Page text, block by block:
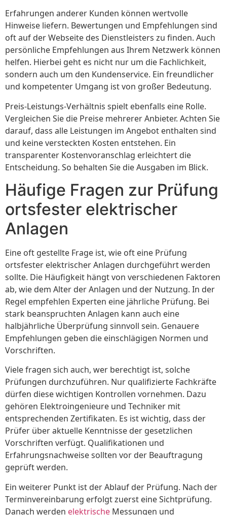
Erfahrungen anderer Kunden können wertvolle
Hinweise liefern. Bewertungen und Empfehlungen sind
oft auf der Webseite des Dienstleisters zu finden. Auch
persönliche Empfehlungen aus Ihrem Netzwerk können
helfen. Hierbei geht es nicht nur um die Fachlichkeit,
sondern auch um den Kundenservice. Ein freundlicher
und kompetenter Umgang ist von großer Bedeutung.
Preis-Leistungs-Verhältnis spielt ebenfalls eine Rolle.
Vergleichen Sie die Preise mehrerer Anbieter. Achten Sie
darauf, dass alle Leistungen im Angebot enthalten sind
und keine versteckten Kosten entstehen. Ein
transparenter Kostenvoranschlag erleichtert die
Entscheidung. So behalten Sie die Ausgaben im Blick.
Häufige Fragen zur Prüfung
ortsfester elektrischer
Anlagen
Eine oft gestellte Frage ist, wie oft eine Prüfung
ortsfester elektrischer Anlagen durchgeführt werden
sollte. Die Häufigkeit hängt von verschiedenen Faktoren
ab, wie dem Alter der Anlagen und der Nutzung. In der
Regel empfehlen Experten eine jährliche Prüfung. Bei
stark beanspruchten Anlagen kann auch eine
halbjährliche Überprüfung sinnvoll sein. Genauere
Empfehlungen geben die einschlägigen Normen und
Vorschriften.
Viele fragen sich auch, wer berechtigt ist, solche
Prüfungen durchzuführen. Nur qualifizierte Fachkräfte
dürfen diese wichtigen Kontrollen vornehmen. Dazu
gehören Elektroingenieure und Techniker mit
entsprechenden Zertifikaten. Es ist wichtig, dass der
Prüfer über aktuelle Kenntnisse der gesetzlichen
Vorschriften verfügt. Qualifikationen und
Erfahrungsnachweise sollten vor der Beauftragung
geprüft werden.
Ein weiterer Punkt ist der Ablauf der Prüfung. Nach der
Terminvereinbarung erfolgt zuerst eine Sichtprüfung.
Danach werden elektrische Messungen und